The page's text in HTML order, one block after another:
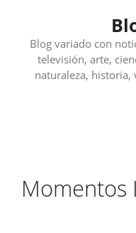
contenidoBlog variado con
televisión, arte,
naturaleza, historia,
Momentos